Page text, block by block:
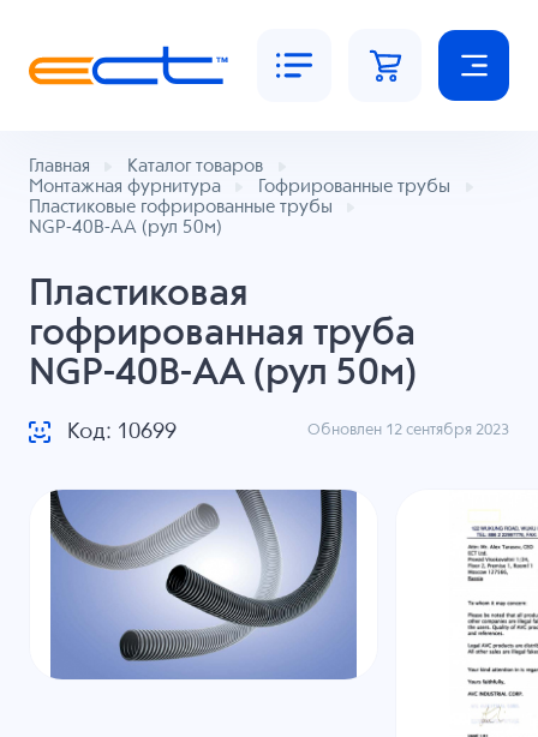
Главная
Каталог товаров
Монтажная фурнитура
Гофрированные трубы
Пластиковые гофрированные трубы
NGP-40B-AA (рул 50м)
Пластиковая
гофрированная труба
NGP-40B-AA (рул 50м)
Код: 10699 Обновлен 12 сентября 2023